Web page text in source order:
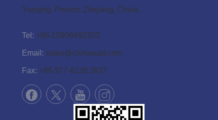
Yueqing, Provinz Zhejiang, China.
Tel: +86-15906492353
Email: sales@chinasuot.com
Fax: +86-577-6138 3937